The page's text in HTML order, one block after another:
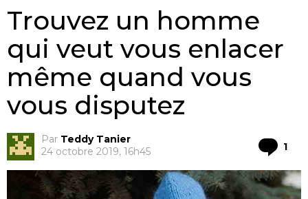
Trouvez un homme
qui veut vous enlacer
même quand vous
vous disputez
Par Teddy Tanier
24 octobre 2019, 16h45
1